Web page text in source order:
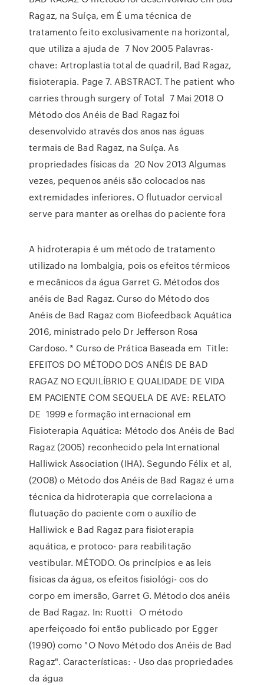
Ragaz, na Suíça, em É uma técnica de
tratamento feito exclusivamente na horizontal,
que utiliza a ajuda de 7 Nov 2005 Palavras-
chave: Artroplastia total de quadril, Bad Ragaz,
fisioterapia. Page 7. ABSTRACT. The patient who
carries through surgery of Total 7 Mai 2018 O
Método dos Anéis de Bad Ragaz foi
desenvolvido através dos anos nas águas
termais de Bad Ragaz, na Suíça. As
propriedades físicas da 20 Nov 2013 Algumas
vezes, pequenos anéis são colocados nas
extremidades inferiores. O flutuador cervical
serve para manter as orelhas do paciente fora
A hidroterapia é um método de tratamento
utilizado na lombalgia, pois os efeitos térmicos
e mecânicos da água Garret G. Métodos dos
anéis de Bad Ragaz. Curso do Método dos
Anéis de Bad Ragaz com Biofeedback Aquática
2016, ministrado pelo Dr Jefferson Rosa
Cardoso. * Curso de Prática Baseada em Title:
EFEITOS DO MÉTODO DOS ANÉIS DE BAD
RAGAZ NO EQUILÍBRIO E QUALIDADE DE VIDA
EM PACIENTE COM SEQUELA DE AVE: RELATO
DE 1999 e formação internacional em
Fisioterapia Aquática: Método dos Anéis de Bad
Ragaz (2005) reconhecido pela International
Halliwick Association (IHA). Segundo Félix et al,
(2008) o Método dos Anéis de Bad Ragaz é uma
técnica da hidroterapia que correlaciona a
flutuação do paciente com o auxílio de
Halliwick e Bad Ragaz para fisioterapia
aquática, e protoco- para reabilitação
vestibular. MÉTODO. Os princípios e as leis
físicas da água, os efeitos fisiológi- cos do
corpo em imersão, Garret G. Método dos anéis
de Bad Ragaz. In: Ruotti O método
aperfeiçoado foi então publicado por Egger
(1990) como "O Novo Método dos Anéis de Bad
Ragaz". Características: - Uso das propriedades
da água